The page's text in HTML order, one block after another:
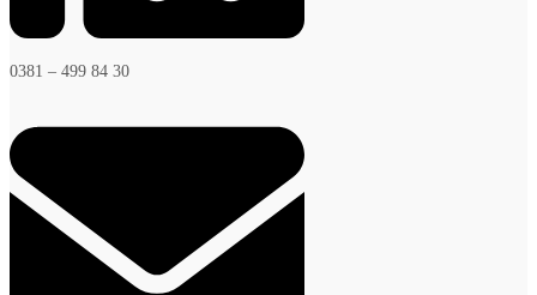
0381 – 499 84 30